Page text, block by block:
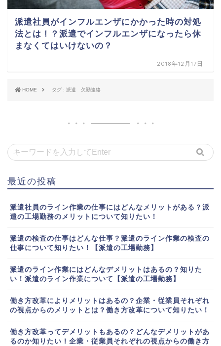
派遣社員がインフルエンザにかかった時の対処
法とは！？派遣でインフルエンザになったら休
まなくてはいけないの？
2018年12月17日
HOME タグ : 派遣 欠勤連絡
最近の投稿
派遣社員のライン作業の仕事にはどんなメリットがある？派
遣の工場勤務のメリットについて知りたい！
派遣の検査の仕事はどんな仕事？派遣のライン作業の検査の
仕事について知りたい！【派遣の工場勤務】
派遣のライン作業にはどんなデメリットはあるの？知りた
い！派遣のライン作業について【派遣の工場勤務】
働き方改革によりメリットはあるの？企業・従業員それぞれ
の視点からのメリットとは？働き方改革について知りたい！
働き方改革ってデメリットもあるの？どんなデメリットがあ
るのか知りたい！企業・従業員それぞれの視点からの働き方